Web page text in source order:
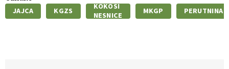
JAJCA KGZS
KOKOŠI
NESNICE
MKGP PERUTNINA